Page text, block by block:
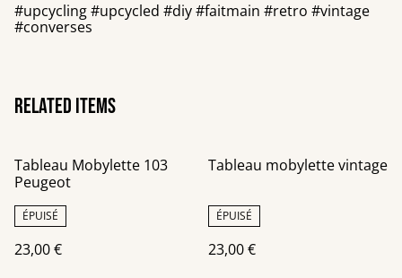
#upcycling #upcycled #diy #faitmain #retro #vintage
#converses
Related items
Tableau Mobylette 103
Peugeot
ÉPUISÉ
23,00 €
Tableau mobylette vintage
ÉPUISÉ
23,00 €